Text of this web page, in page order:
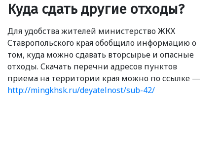
Куда сдать другие отходы?
Для удобства жителей министерство ЖКХ
Ставропольского края обобщило информацию о
том, куда можно сдавать вторсырье и опасные
отходы. Скачать перечни адресов пунктов
приема на территории края можно по ссылке —
http://mingkhsk.ru/deyatelnost/sub-42/